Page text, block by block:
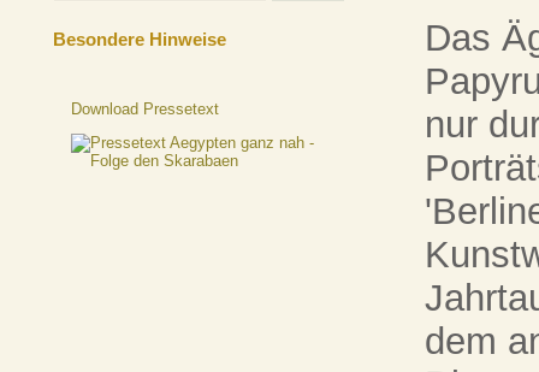
Besondere Hinweise
Download Pressetext
Das
nur
dem